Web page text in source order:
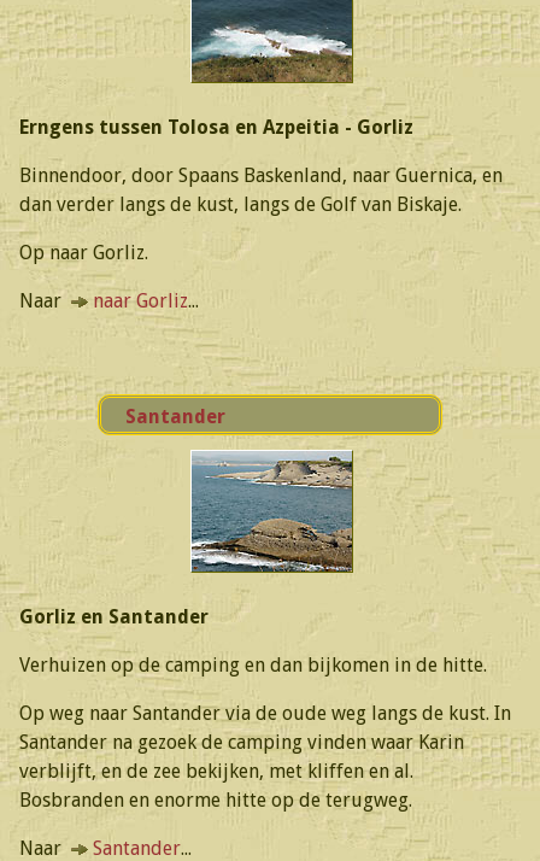
Erngens tussen Tolosa en Azpeitia - Gorliz
Binnendoor, door Spaans Baskenland, naar Guernica, en
dan verder langs de kust, langs de Golf van Biskaje.
Op naar Gorliz.
Naar naar Gorliz...
Santander
Gorliz en Santander
Verhuizen op de camping en dan bijkomen in de hitte.
Op weg naar Santander via de oude weg langs de kust. In
Santander na gezoek de camping vinden waar Karin
verblijft, en de zee bekijken, met kliffen en al.
Bosbranden en enorme hitte op de terugweg.
Naar Santander...